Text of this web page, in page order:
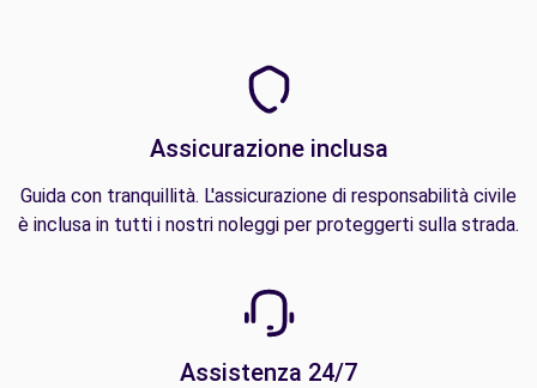
Assicurazione inclusa
Guida con tranquillità. L'assicurazione di responsabilità civile
è inclusa in tutti i nostri noleggi per proteggerti sulla strada.
Assistenza 24/7